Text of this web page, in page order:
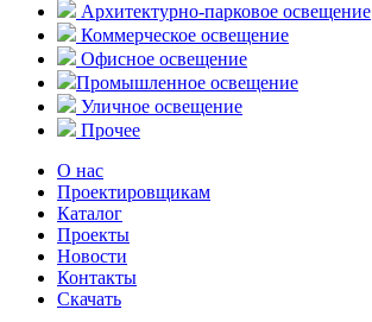
Архитектурно-парковое освещение
Коммерческое освещение
Офисное освещение
Промышленное освещение
Уличное освещение
Прочее
О нас
Проектировщикам
Каталог
Проекты
Новости
Контакты
Скачать